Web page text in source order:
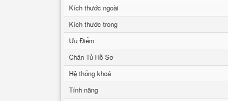
Kích thước ngoài
Kích thước trong
Ưu Điểm
Chân Tủ Hồ Sơ
Hệ thống khoá
Tính năng